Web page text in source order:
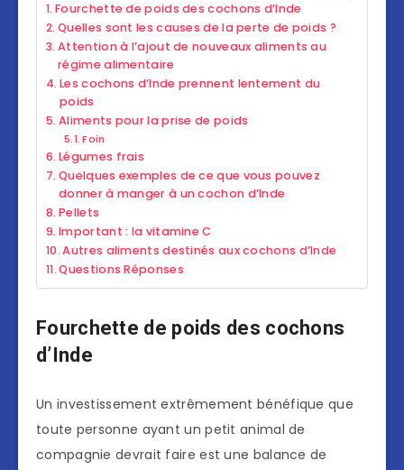
Fourchette de poids des cochons d’Inde
Quelles sont les causes de la perte de poids ?
Attention à l’ajout de nouveaux aliments au
régime alimentaire
Les cochons d’Inde prennent lentement du
poids
Aliments pour la prise de poids
Foin
Légumes frais
Quelques exemples de ce que vous pouvez
donner à manger à un cochon d’Inde
Pellets
Important : la vitamine C
Autres aliments destinés aux cochons d’Inde
Questions Réponses
Fourchette de poids des cochons
d’Inde
Un investissement extrêmement bénéfique que
toute personne ayant un petit animal de
compagnie devrait faire est une balance de